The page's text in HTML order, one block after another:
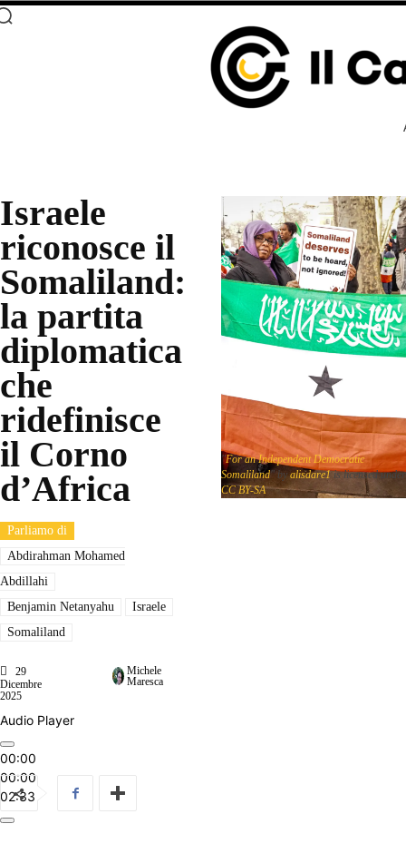
Israele
riconosce il
Somaliland:
la partita
diplomatica
che
ridefinisce
il Corno
d’Africa
Parliamo di
Abdirahman Mohamed
Abdillahi
Benjamin Netanyahu
Israele
Somaliland
29
Dicembre
2025
Michele
Maresca
Audio Player
00:00
00:00
02:33
"For an Independent Democratic
Somaliland" byalisdare1is licensed under
CC BY-SA